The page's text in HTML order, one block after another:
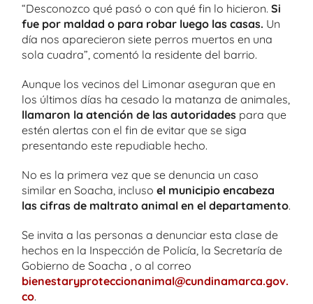
“Desconozco qué pasó o con qué fin lo hicieron. Si
fue por maldad o para robar luego las casas. Un
día nos aparecieron siete perros muertos en una
sola cuadra”, comentó la residente del barrio.
Aunque los vecinos del Limonar aseguran que en
los últimos días ha cesado la matanza de animales,
llamaron la atención de las autoridades para que
estén alertas con el fin de evitar que se siga
presentando este repudiable hecho.
No es la primera vez que se denuncia un caso
similar en Soacha, incluso el municipio encabeza
las cifras de maltrato animal en el departamento.
Se invita a las personas a denunciar esta clase de
hechos en la Inspección de Policía, la Secretaría de
Gobierno de Soacha , o al correo
bienestaryproteccionanimal@cundinamarca.gov.
co.